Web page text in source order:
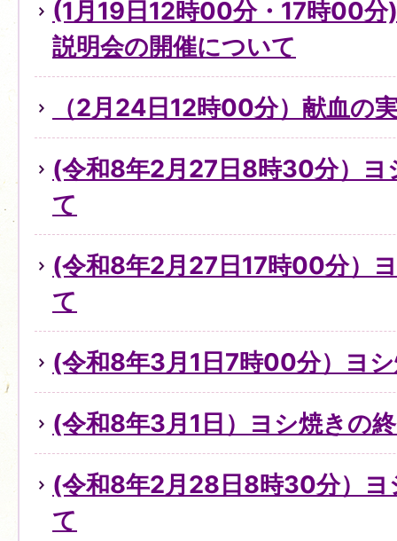
(1月19日12時00分・17時00分
説明会の開催について
（2月24日12時00分）献血の
(令和8年2月27日8時30分）ヨ
て
(令和8年2月27日17時00分）
て
(令和8年3月1日7時00分）ヨ
(令和8年3月1日）ヨシ焼きの
(令和8年2月28日8時30分）ヨ
て